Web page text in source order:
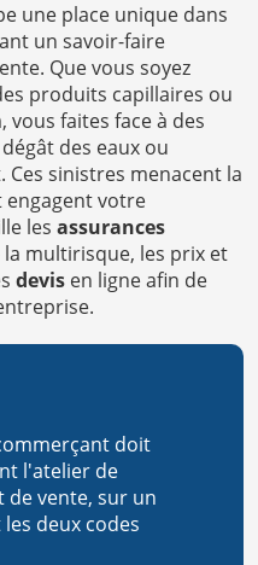
une place unique dans
un savoir-faire
Que vous soyez
produits capillaires ou
faites face à des
des eaux ou
Ces sinistres menacent la
engagent votre
les assurances
la multirisque, les prix et
devis en ligne afin de
doit
l'atelier de
vente, sur un
deux codes